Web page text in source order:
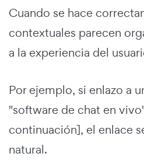
Cuando se hace
contextuales parecen
a la experiencia del
Por ejemplo, si enlazo a
"software de chat en
continuación], el enlace
natural.